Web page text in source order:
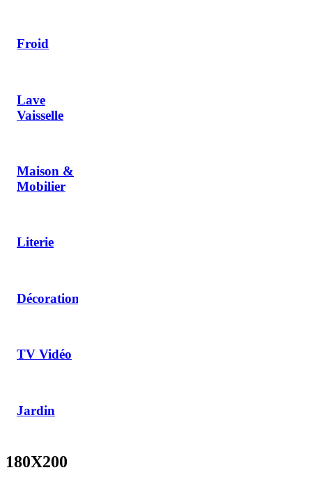
Froid
Lave
Vaisselle
Maison &
Mobilier
Literie
Décoration
TV Vidéo
Jardin
180X200